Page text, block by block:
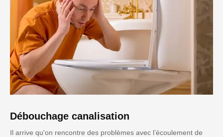
Débouchage canalisation
Il arrive qu'on rencontre des problèmes avec l’écoulement de